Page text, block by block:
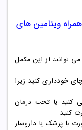
ویتامین های
توانند از این مکمل
خودداری کنید زیرا
کنید یا تحت درمان
کنید.
با پزشک یا داروساز